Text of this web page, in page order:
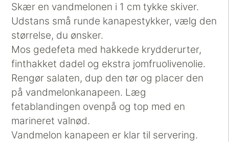
Skær en vandmelonen i 1 cm tykke skiver.
Udstans små runde kanapestykker, vælg den
størrelse, du ønsker.
Mos gedefeta med hakkede krydderurter,
finthakket dadel og ekstra jomfruolivenolie.
Rengør salaten, dup den tør og placer den
på vandmelonkanapeen. Læg
fetablandingen ovenpå og top med en
marineret valnød.
Vandmelon kanapeen er klar til servering.